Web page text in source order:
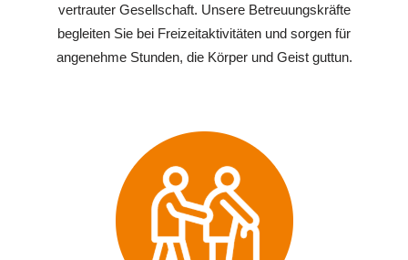
vertrauter Gesellschaft. Unsere Betreuungskräfte
begleiten Sie bei Freizeitaktivitäten und sorgen für
angenehme Stunden, die Körper und Geist guttun.